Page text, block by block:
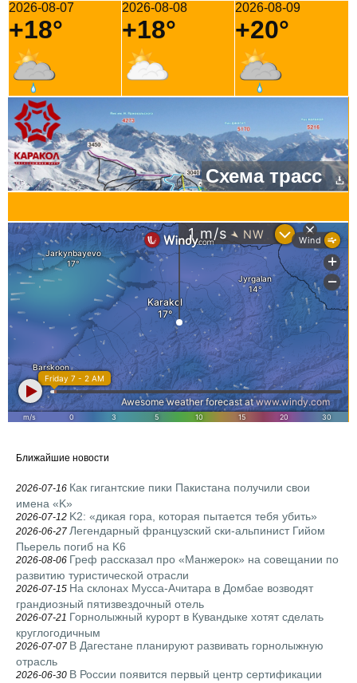
2026-08-07
+18°
2026-08-08
+18°
2026-08-09
+20°
Схема трасс
Ближайшие новости
2026-07-16 Как гигантские пики Пакистана получили свои
имена «K»
2026-07-12 K2: «дикая гора, которая пытается тебя убить»
2026-06-27 Легендарный французский ски-альпинист Гийом
Пьерель погиб на K6
2026-08-06 Греф рассказал про «Манжерок» на совещании по
развитию туристической отрасли
2026-07-15 На склонах Мусса-Ачитара в Домбае возводят
грандиозный пятизвездочный отель
2026-07-21 Горнолыжный курорт в Кувандыке хотят сделать
круглогодичным
2026-07-07 В Дагестане планируют развивать горнолыжную
отрасль
2026-06-30 В России появится первый центр сертификации